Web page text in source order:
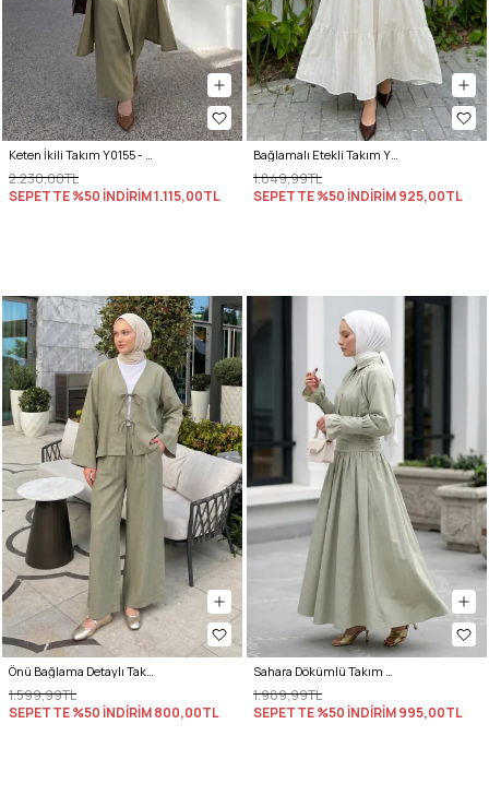
Keten İkili Takım Y0155 - AÇIK HAKİ
2.230,00TL
SEPETTE %50 İNDİRİM1.115,00TL
Bağlamalı Etekli Takım Y0149 - KREM
1.849,99TL
SEPETTE %50 İNDİRİM925,00TL
Önü Bağlama Detaylı Takım Y0143 - HAKİ
1.599,99TL
SEPETTE %50 İNDİRİM800,00TL
Sahara Dökümlü Takım 3008 - SU YEŞİLİ
1.989,99TL
SEPETTE %50 İNDİRİM995,00TL